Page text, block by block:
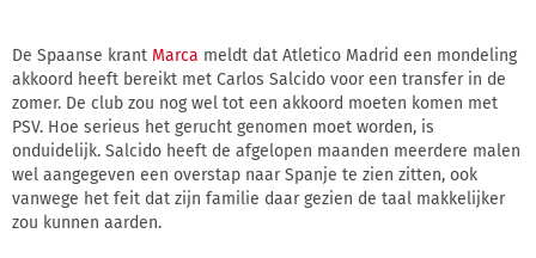
De Spaanse krant Marca meldt dat Atletico Madrid een mondeling
akkoord heeft bereikt met Carlos Salcido voor een transfer in de
zomer. De club zou nog wel tot een akkoord moeten komen met
PSV. Hoe serieus het gerucht genomen moet worden, is
onduidelijk. Salcido heeft de afgelopen maanden meerdere malen
wel aangegeven een overstap naar Spanje te zien zitten, ook
vanwege het feit dat zijn familie daar gezien de taal makkelijker
zou kunnen aarden.